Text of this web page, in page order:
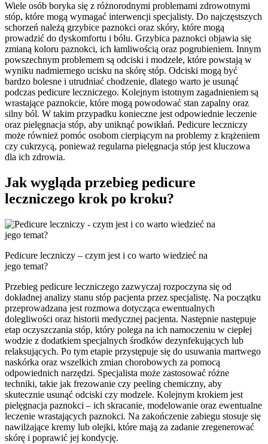
Wiele osób boryka się z różnorodnymi problemami zdrowotnymi
stóp, które mogą wymagać interwencji specjalisty. Do najczęstszych
schorzeń należą grzybice paznokci oraz skóry, które mogą
prowadzić do dyskomfortu i bólu. Grzybica paznokci objawia się
zmianą koloru paznokci, ich łamliwością oraz pogrubieniem. Innym
powszechnym problemem są odciski i modzele, które powstają w
wyniku nadmiernego ucisku na skórę stóp. Odciski mogą być
bardzo bolesne i utrudniać chodzenie, dlatego warto je usunąć
podczas pedicure leczniczego. Kolejnym istotnym zagadnieniem są
wrastające paznokcie, które mogą powodować stan zapalny oraz
silny ból. W takim przypadku konieczne jest odpowiednie leczenie
oraz pielęgnacja stóp, aby uniknąć powikłań. Pedicure leczniczy
może również pomóc osobom cierpiącym na problemy z krążeniem
czy cukrzycą, ponieważ regularna pielęgnacja stóp jest kluczowa
dla ich zdrowia.
Jak wygląda przebieg pedicure
leczniczego krok po kroku?
Pedicure leczniczy – czym jest i co warto wiedzieć na
jego temat?
Przebieg pedicure leczniczego zazwyczaj rozpoczyna się od
dokładnej analizy stanu stóp pacjenta przez specjalistę. Na początku
przeprowadzana jest rozmowa dotycząca ewentualnych
dolegliwości oraz historii medycznej pacjenta. Następnie następuje
etap oczyszczania stóp, który polega na ich namoczeniu w ciepłej
wodzie z dodatkiem specjalnych środków dezynfekujących lub
relaksujących. Po tym etapie przystępuje się do usuwania martwego
naskórka oraz wszelkich zmian chorobowych za pomocą
odpowiednich narzędzi. Specjalista może zastosować różne
techniki, takie jak frezowanie czy peeling chemiczny, aby
skutecznie usunąć odciski czy modzele. Kolejnym krokiem jest
pielęgnacja paznokci – ich skracanie, modelowanie oraz ewentualne
leczenie wrastających paznokci. Na zakończenie zabiegu stosuje się
nawilżające kremy lub olejki, które mają za zadanie zregenerować
skórę i poprawić jej kondycję.